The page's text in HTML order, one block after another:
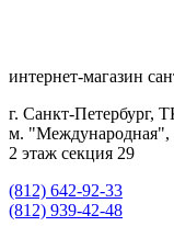
интернет-магазин
г. Санкт-Петербург,
м. "Международная",
2 этаж секция 29
(812) 642-92-33
(812) 939-42-48